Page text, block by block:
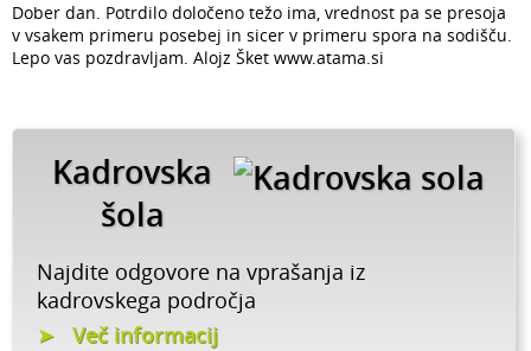
Dober dan. Potrdilo določeno težo ima, vrednost pa se presoja
v vsakem primeru posebej in sicer v primeru spora na sodišču.
Lepo vas pozdravljam. Alojz Šket www.atama.si
Kadrovska
šola
Najdite odgovore na vprašanja iz
kadrovskega področja
Več informacij